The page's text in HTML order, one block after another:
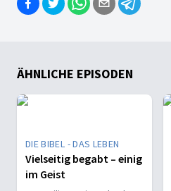
ÄHNLICHE EPISODEN
DIE BIBEL - DAS LEBEN
Vielseitig begabt – einig
im Geist